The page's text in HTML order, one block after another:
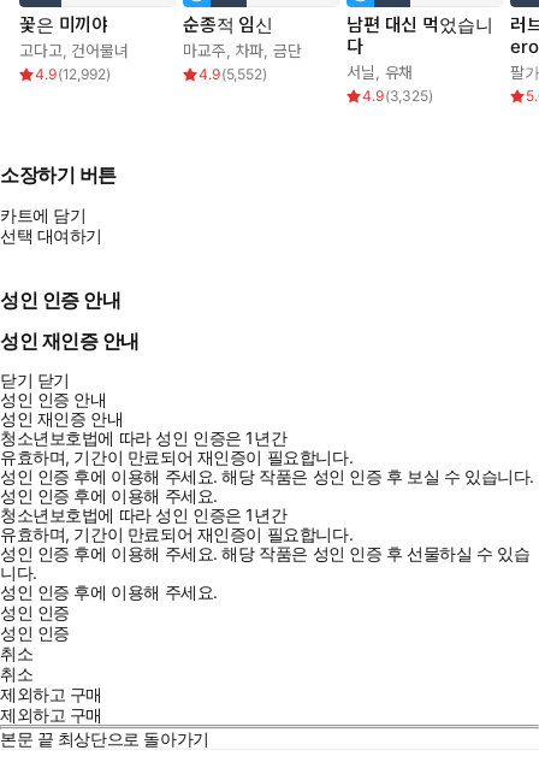
꽃은 미끼야
고다고, 건어물녀
4.9(12,992)
순종적 임신
마교주 차파 금단
4.9(5,552)
남편 대신 먹었습니
다
서닐 유채
4.9(3,325)
러
팔
소장하기 버튼
카트에 담기
선택 대여하기
성인 인증 안내
성인 재인증 안내
닫기 닫기
성인 인증 안내
성인 재인증 안내
청소년보호법에 따라 성인 인증은 1년간
유효하며, 기간이 만료되어 재인증이 필요합니다.
성인 인증 후에 이용해 주세요.해당 작품은 성인 인증 후 보실 수 있습니다.
성인 인증 후에 이용해 주세요.
청소년보호법에 따라 성인 인증은 1년간
유효하며, 기간이 만료되어 재인증이 필요합니다.
성인 인증 후에 이용해 주세요.해당 작품은 성인 인증 후 선물하실 수 있습
니다.
성인 인증 후에 이용해 주세요.
성인 인증
성인 인증
취소
취소
제외하고 구매
제외하고 구매
본문 끝 최상단으로 돌아가기